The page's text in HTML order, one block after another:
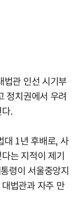
법관 인선 시기부
정치권에서 우려
.
대 1년 후배로, 사
는 지적이 제기
령이 서울중앙지
법관과 자주 만